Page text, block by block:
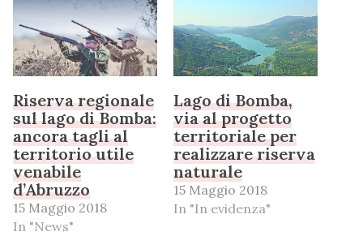
Riserva regionale
sul lago di Bomba:
ancora tagli al
territorio utile
venabile
d’Abruzzo
15 Maggio 2018
In "News"
Lago di Bomba,
via al progetto
territoriale per
realizzare riserva
naturale
15 Maggio 2018
In "In evidenza"